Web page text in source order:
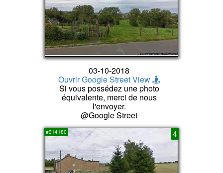
03-10-2018
Ouvrir Google Street View
Si vous possédez une photo
équivalente, merci de nous
l'envoyer.
@Google Street
#314180 4